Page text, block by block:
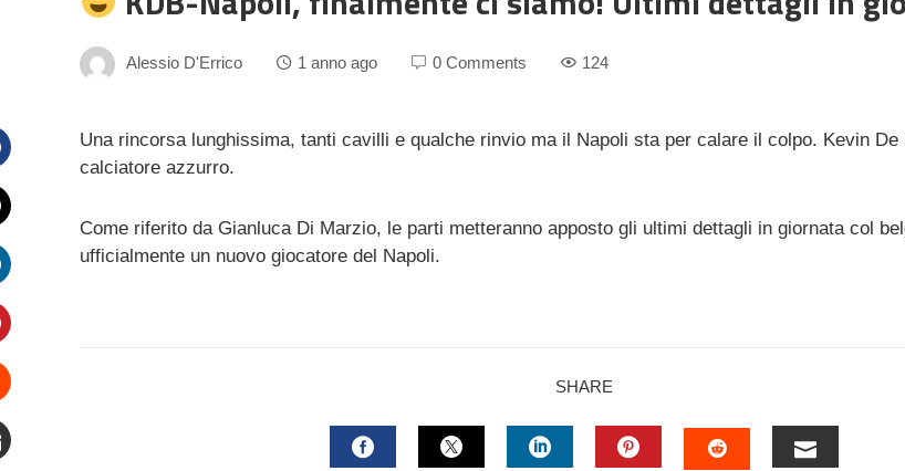
Alessio D'Errico 1 anno ago 0 Comments 124
Una rincorsa lunghissima, tanti cavilli e qualche rinvio ma il Napoli sta per calare il colpo. Kevin
calciatore azzurro.
Come riferito da Gianluca Di Marzio, le parti metteranno apposto gli ultimi dettagli in giornata col
ufficialmente un nuovo giocatore del Napoli.
SHARE